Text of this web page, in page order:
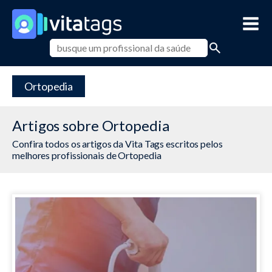
Ortopedia
Artigos sobre Ortopedia
Confira todos os artigos da Vita Tags escritos pelos
melhores profissionais de Ortopedia